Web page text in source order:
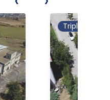
Tripleks